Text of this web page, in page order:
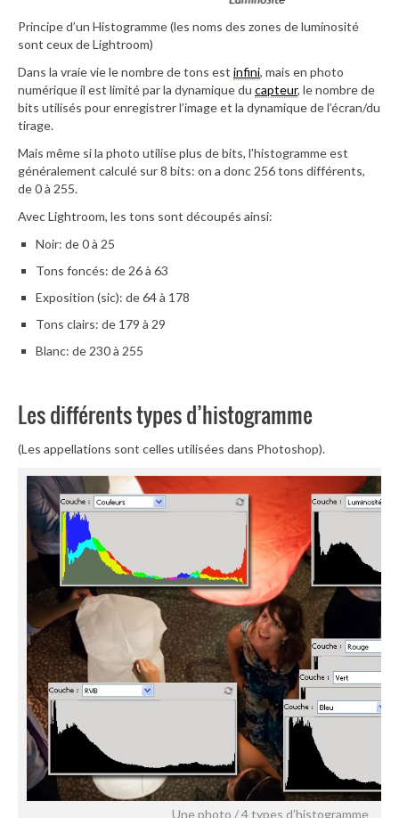
Principe d’un Histogramme (les noms des zones de luminosité
sont ceux de Lightroom)
Dans la vraie vie le nombre de tons est infini, mais en photo
numérique il est limité par la dynamique du capteur, le nombre de
bits utilisés pour enregistrer l’image et la dynamique de l’écran/du
tirage.
Mais même si la photo utilise plus de bits, l’histogramme est
généralement calculé sur 8 bits: on a donc 256 tons différents,
de 0 à 255.
Avec Lightroom, les tons sont découpés ainsi:
Noir: de 0 à 25
Tons foncés: de 26 à 63
Exposition (sic): de 64 à 178
Tons clairs: de 179 à 29
Blanc: de 230 à 255
Les différents types d’histogramme
(Les appellations sont celles utilisées dans Photoshop).
Une photo / 4 types d’histogramme